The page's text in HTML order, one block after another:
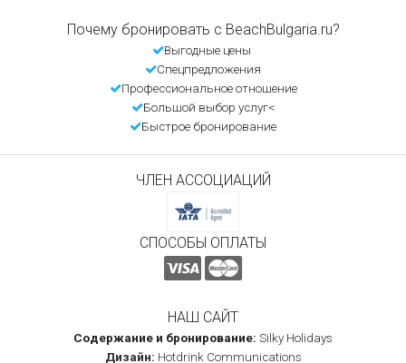
Почему бронировать с BeachBulgaria.ru?
Выгодные цены
Спецпредложения
Профессиональное отношение
Большой выбор услуг<
Быстрое бронирование
ЧЛЕН АССОЦИАЦИЙ
СПОСОБЫ ОПЛАТЫ
НАШ САЙТ
Содержание и бронирование: Silky Holidays
Дизайн: Hotdrink Communications